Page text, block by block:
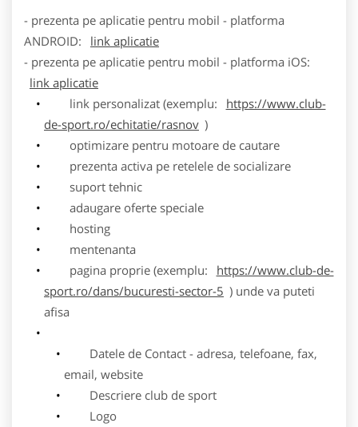
- prezenta pe aplicatie pentru mobil - platforma
ANDROID:
link aplicatie
- prezenta pe aplicatie pentru mobil - platforma iOS:
link aplicatie
link personalizat (exemplu:
https://www.club-
de-sport.ro/echitatie/rasnov )
optimizare pentru motoare de cautare
prezenta activa pe retelele de socializare
suport tehnic
adaugare oferte speciale
hosting
mentenanta
pagina proprie (exemplu:
https://www.club-de-
sport.ro/dans/bucuresti-sector-5 ) unde va puteti
afisa
Datele de Contact - adresa, telefoane, fax,
email, website
Descriere club de sport
Logo